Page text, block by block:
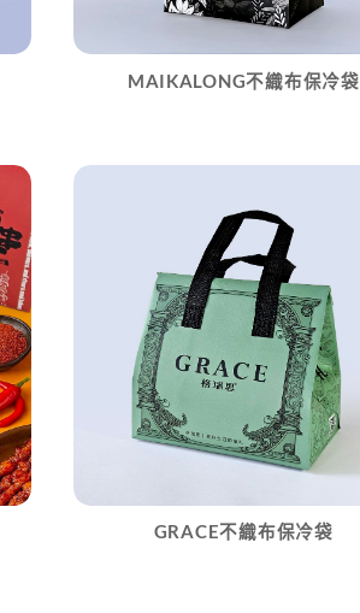
MAIKALONG不織布保冷袋
GRACE不織布保冷袋